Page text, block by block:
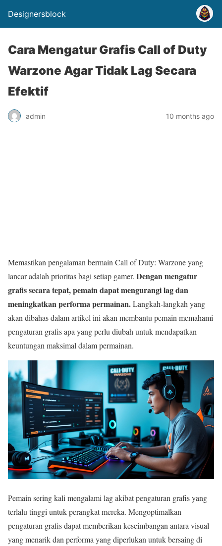
Designersblock
Cara Mengatur Grafis Call of Duty
Warzone Agar Tidak Lag Secara
Efektif
admin 10 months ago
Memastikan pengalaman bermain Call of Duty: Warzone yang
lancar adalah prioritas bagi setiap gamer. Dengan mengatur
grafis secara tepat, pemain dapat mengurangi lag dan
meningkatkan performa permainan.Langkah-langkah yang
akan dibahas dalam artikel ini akan membantu pemain memahami
pengaturan grafis apa yang perlu diubah untuk mendapatkan
keuntungan maksimal dalam permainan.
Pemain sering kali mengalami lag akibat pengaturan grafis yang
terlalu tinggi untuk perangkat mereka. Mengoptimalkan
pengaturan grafis dapat memberikan keseimbangan antara visual
yang menarik dan performa yang diperlukan untuk bersaing di